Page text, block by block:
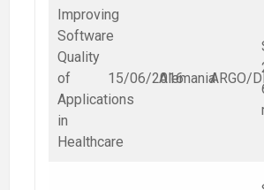
Improving
Software
Quality
of
Applications
in
Healthcare
15/06/2016AlemaniaARGO/